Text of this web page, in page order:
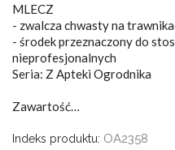
MLECZ
- zwalcza chwasty na
- środek przeznaczony do
nieprofesjonalnych
Seria: Z Apteki Ogrodnika
Zawartość…
Indeks produktu: OA2358